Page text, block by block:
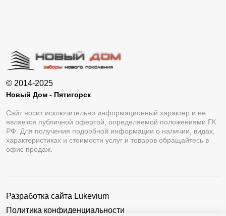
© 2014-2025
Новый Дом - Пятигорск
Сайт носит исключительно информационный характер и не
является публичной офертой, определяемой положениями ГК
РФ. Для получения подробной информации о наличии, видах,
характеристиках и стоимости услуг и товаров обращайтесь в
офис продаж.
Разработка сайта Lukevium
Политика конфиденциальности